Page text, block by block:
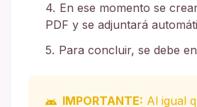
En ese momento se
PDF y se adjuntará
Para concluir, se debe
IMPORTANTE: Al igual